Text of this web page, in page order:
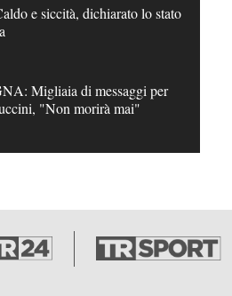
e siccità, dichiarato lo stato
Migliaia di messaggi per
"Non morirà mai"